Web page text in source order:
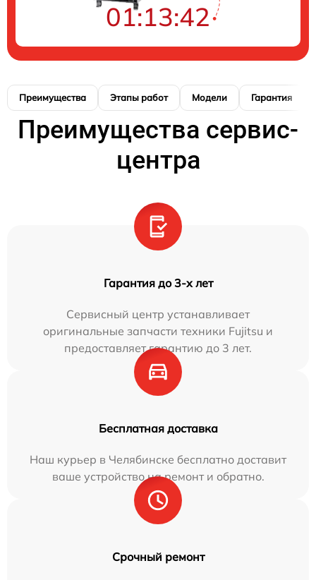
01:13:42
Преимущества Этапы работ Модели Гарантия
Преимущества сервис-
центра
Гарантия до 3-х лет
Сервисный центр устанавливает
оригинальные запчасти техники Fujitsu и
предоставляет гарантию до 3 лет.
Бесплатная доставка
Наш курьер в Челябинске бесплатно доставит
ваше устройство на ремонт и обратно.
Срочный ремонт